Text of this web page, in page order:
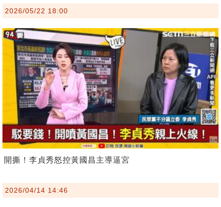
2026/05/22 18:00
開撕！李貞秀怒控黃國昌主導逼宮
2026/04/14 14:46